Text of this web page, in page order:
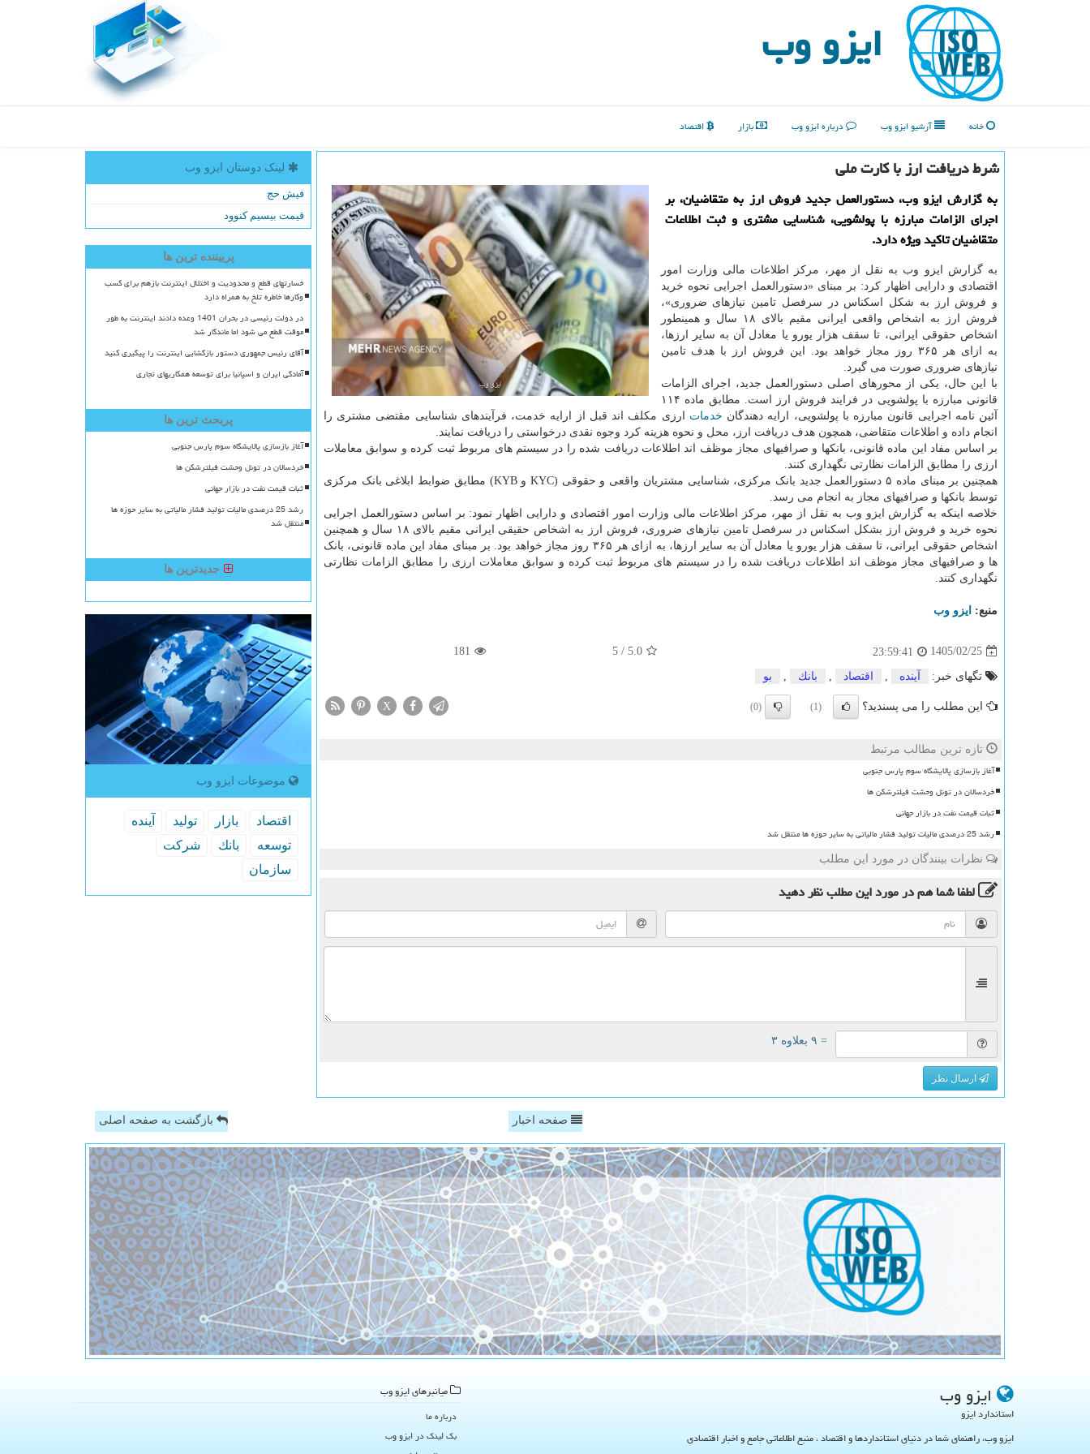
ایزو وب
خانه آرشیو ایزو وب درباره ایزو وب بازار اقتصاد
شرط دریافت ارز با کارت ملی
به گزارش ایزو وب، دستورالعمل جدید فروش ارز به متقاضیان، بر
اجرای الزامات مبارزه با پولشویی، شناسایی مشتری و ثبت اطلاعات
متقاضیان تاکید ویژه دارد.
به گزارش ایزو وب به نقل از مهر، مرکز اطلاعات مالی وزارت امور
اقتصادی و دارایی اظهار کرد: بر مبنای «دستورالعمل اجرایی نحوه خرید
و فروش ارز به شکل اسکناس در سرفصل تامین نیازهای ضروری»،
فروش ارز به اشخاص واقعی ایرانی مقیم بالای ۱۸ سال و همینطور
اشخاص حقوقی ایرانی، تا سقف هزار یورو یا معادل آن به سایر ارزها،
به ازای هر ۳۶۵ روز مجاز خواهد بود. این فروش ارز با هدف تامین
نیازهای ضروری صورت می گیرد.
با این حال، یکی از محورهای اصلی دستورالعمل جدید، اجرای الزامات
قانونی مبارزه با پولشویی در فرایند فروش ارز است. مطابق ماده ۱۱۴
آئین نامه اجرایی قانون مبارزه با پولشویی، ارایه دهندگان خدمات ارزی مکلف اند قبل از ارایه خدمت، فرآیندهای شناسایی مقتضی مشتری را
انجام داده و اطلاعات متقاضی، همچون هدف دریافت ارز، محل و نحوه هزینه کرد وجوه نقدی درخواستی را دریافت نمایند.
بر اساس مفاد این ماده قانونی، بانکها و صرافیهای مجاز موظف اند اطلاعات دریافت شده را در سیستم های مربوط ثبت کرده و سوابق معاملات
ارزی را مطابق الزامات نظارتی نگهداری کنند.
همچنین بر مبنای ماده ۵ دستورالعمل جدید بانک مرکزی، شناسایی مشتریان واقعی و حقوقی (KYC و KYB) مطابق ضوابط ابلاغی بانک مرکزی
توسط بانکها و صرافیهای مجاز به انجام می رسد.
خلاصه اینکه به گزارش ایزو وب به نقل از مهر، مرکز اطلاعات مالی وزارت امور اقتصادی و دارایی اظهار نمود: بر اساس دستورالعمل اجرایی
نحوه خرید و فروش ارز بشکل اسکناس در سرفصل تامین نیازهای ضروری، فروش ارز به اشخاص حقیقی ایرانی مقیم بالای ۱۸ سال و همچنین
اشخاص حقوقی ایرانی، تا سقف هزار یورو یا معادل آن به سایر ارزها، به ازای هر ۳۶۵ روز مجاز خواهد بود. بر مبنای مفاد این ماده قانونی، بانک
ها و صرافیهای مجاز موظف اند اطلاعات دریافت شده را در سیستم های مربوط ثبت کرده و سوابق معاملات ارزی را مطابق الزامات نظارتی
نگهداری کنند.
منبع: ایزو وب
1405/02/25
23:59:41
5.0
/
5
181
تگهای خبر: آینده اقتصاد بانك بو
این مطلب را می پسندید؟ (1)
(0)
X
تازه ترین مطالب مرتبط
آغاز بازسازی پالایشگاه سوم پارس جنوبی
خردسالان در تونل وحشت فیلترشکن ها
ثبات قیمت نفت در بازار جهانی
رشد 25 درصدی مالیات تولید فشار مالیاتی به سایر حوزه ها منتقل شد
نظرات بینندگان در مورد این مطلب
لطفا شما همدر مورد این مطلبنظر دهید
= ۹ بعلاوه ۳
ارسال نظر
لینک دوستان ایزو وب
فیش حج
قیمت بیسیم کنوود
پربیننده ترین ها
خسارتهای قطع و محدودیت و اختلال اینترنت بازهم برای کسب
وکارها خاطره تلخ به همراه دارد
در دولت رئیسی در بحران 1401 وعده دادند اینترنت به طور
موقت قطع می شود اما ماندگار شد
آقای رئیس جمهوری دستور بازگشایی اینترنت را پیگیری کنید
آمادگی ایران و اسپانیا برای توسعه همکاریهای تجاری
پربحث ترین ها
آغاز بازسازی پالایشگاه سوم پارس جنوبی
خردسالان در تونل وحشت فیلترشکن ها
ثبات قیمت نفت در بازار جهانی
رشد 25 درصدی مالیات تولید فشار مالیاتی به سایر حوزه ها
منتقل شد
جدیدترین ها
موضوعات ایزو وب
اقتصاد بازار تولید
آینده
توسعه
بانك
شركت
سازمان
صفحه اخبار بازگشت به صفحه اصلی
ایزو وب
استاندارد ایزو
ایزو وب، راهنمای شما در دنیای استانداردها و اقتصاد ، منبع اطلاعاتی جامع و اخبار اقتصادی
میانبرهای ایزو وب
درباره ما
بک لینک در ایزو وب